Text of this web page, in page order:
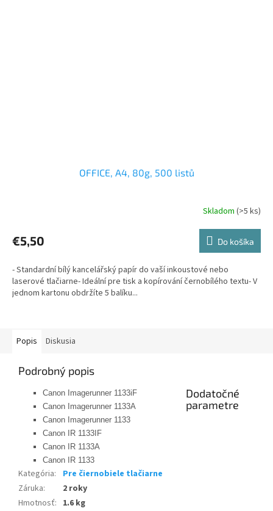
OFFICE, A4, 80g, 500 listů
Skladom (>5 ks)
€5,50 Do košíka
- Standardní bílý kancelářský papír do vaší inkoustové nebo
laserové tlačiarne- Ideální pre tisk a kopírování černobílého textu- V
jednom kartonu obdržíte 5 balíku...
Popis Diskusia
Podrobný popis
Canon Imagerunner 1133iF
Canon Imagerunner 1133A
Canon Imagerunner 1133
Canon IR 1133IF
Canon IR 1133A
Canon IR 1133
Dodatočné
parametre
Kategória:
Pre čiernobiele tlačiarne
Záruka:
2 roky
Hmotnosť: 1.6 kg